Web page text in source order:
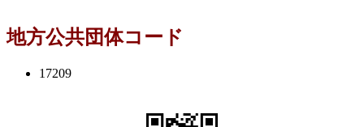
地方公共団体コード
17209